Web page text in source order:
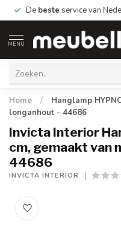
De beste service van
MENU
Home /
Hanglamp
longanhout - 44686
Invicta Interior
cm, gemaakt van
44686
INVICTA INTERIOR